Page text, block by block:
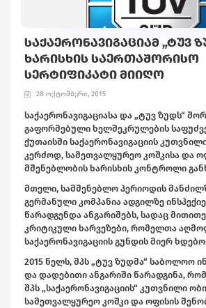
ᲡᲐᲥᲐᲔᲠᲝᲜᲐᲕᲘᲒᲐᲪᲘᲐᲛ „ᲢᲣᲕ
ᲮᲐᲠᲘᲡᲮᲘᲡ ᲡᲐᲔᲠᲗᲐᲨᲝᲠᲘᲡᲝ
ᲡᲔᲠᲢᲘᲤᲘᲙᲐᲢᲘ ᲛᲘᲘᲦᲝ
28 ოქტომბერი, 2015
საქაერონავიგაციასა და „ტუვ ზუდს“
გაფორმებული ხელშეკრულების
ქუთაისში საქაერონავიგაციის
კერძოდ, სამეთვალყურეო კოშკისა და
მშენებლობის ხარისხის კონტროლი
მთელი, სამშენებლო პერიოდის
გერმანული კომპანია ადგილზე
წარადგენდა ანგარიშებს, სადაც
კრიტიკული ხარვეზები, რომელთა
საქაერონავიგაციის გუნდის მიერ
2015 წელს, შპს „ტუვ ზუდმა“ საბოლოო
და დადებითი ანგარიში წარადგინა,
შპს „საქაერონავიგაციის“ კუთვნილი
სამეთვალყურეო კოშკი და ოფისის